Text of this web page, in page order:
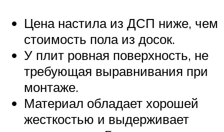
Цена настила из ДСП ниже, чем
стоимость пола из досок.
У плит ровная поверхность, не
требующая выравнивания при
монтаже.
Материал обладает хорошей
жесткостью и выдерживает